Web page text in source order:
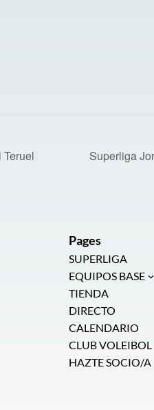
Teruel Superliga
Pages
SUPERLIGA
EQUIPOS BASE
TIENDA
DIRECTO
CALENDARIO
CLUB VOLEIBOL
HAZTE SOCIO/A